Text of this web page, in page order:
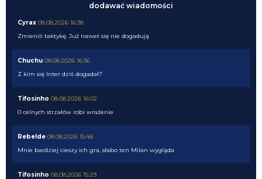
dodawać wiadomości
Cyrax 08.08.2026 16:38
Zmienili taktykę. Już nawet się nie dogadują
Chuchu 08.08.2026 16:36
Z kim się Inter dziś dogadał?
Tifosinho 08.08.2026 16:02
0 celnych strzałów robi wrażenie
Rebelde 08.08.2026 15:48
Mnie bardziej cieszy ich gra, słabo ten Milan wygląda
Tifosinho 08.08.2026 15:29